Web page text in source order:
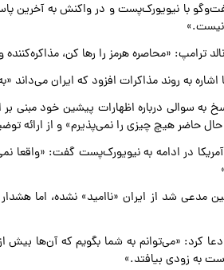
با نیویورک‌پست و در واکنش به آخرین
نیست.»
ترامپ: «محاصره هرمز را رها کن،
اشاره به روند مذاکرات افزود که ایران می‌داند
حاضر هیچ چیزی را نمی‌پذیرم» و از ارائه
در ادامه به نیویورک‌پست گفت: «واقعا
مدعی شد از ایران «ناامید» نشده، اما
کرد: «می‌توانم به شما بگویم که آن‌ها بیش
به زودی بیافتد.»